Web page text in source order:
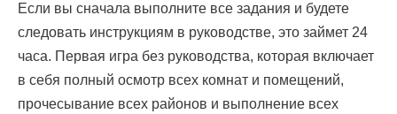
Если вы сначала выполните все задания и будете
следовать инструкциям в руководстве, это займет 24
часа. Первая игра без руководства, которая включает
в себя полный осмотр всех комнат и помещений,
прочесывание всех районов и выполнение всех